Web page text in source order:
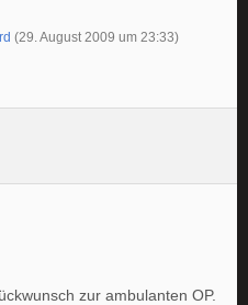
(29. August 2009 um 23:33)
zur ambulanten OP.